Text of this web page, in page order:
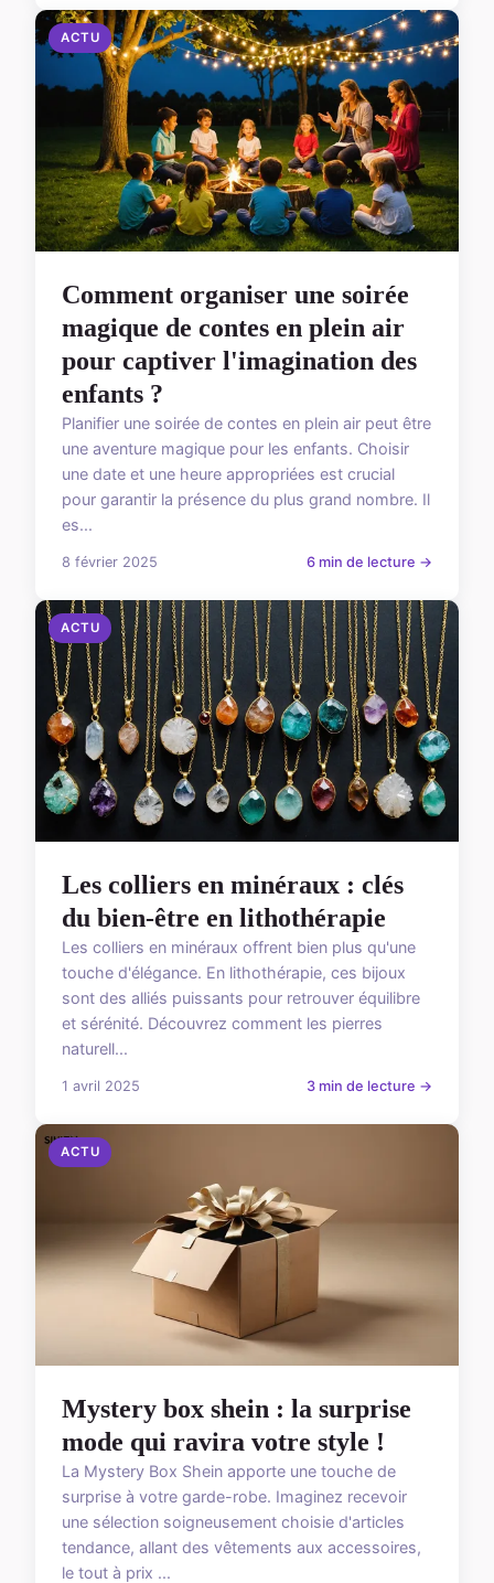
ACTU
Comment organiser une soirée
magique de contes en plein air
pour captiver l'imagination des
enfants ?
Planifier une soirée de contes en plein air peut être
une aventure magique pour les enfants. Choisir
une date et une heure appropriées est crucial
pour garantir la présence du plus grand nombre. Il
es...
8 février 2025 6 min de lecture →
ACTU
Les colliers en minéraux : clés
du bien-être en lithothérapie
Les colliers en minéraux offrent bien plus qu'une
touche d'élégance. En lithothérapie, ces bijoux
sont des alliés puissants pour retrouver équilibre
et sérénité. Découvrez comment les pierres
naturell...
1 avril 2025 3 min de lecture →
ACTU
Mystery box shein : la surprise
mode qui ravira votre style !
La Mystery Box Shein apporte une touche de
surprise à votre garde-robe. Imaginez recevoir
une sélection soigneusement choisie d'articles
tendance, allant des vêtements aux accessoires,
le tout à prix ...